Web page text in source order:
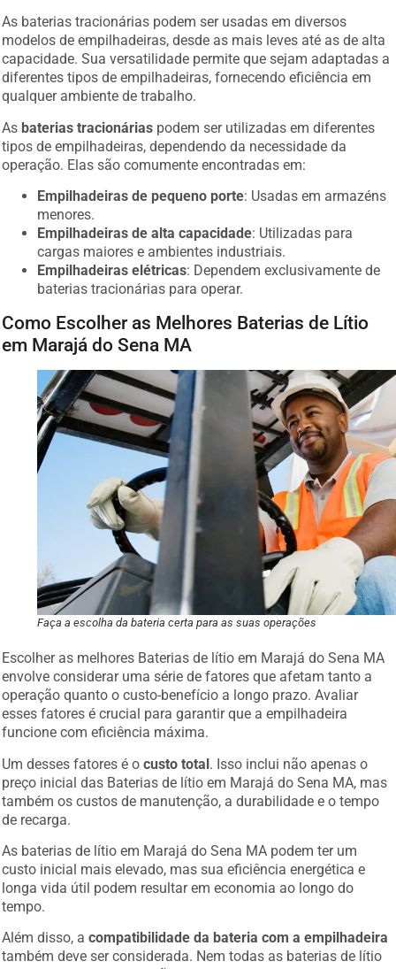
As baterias tracionárias podem ser usadas em diversos
modelos de empilhadeiras, desde as mais leves até as de alta
capacidade. Sua versatilidade permite que sejam adaptadas a
diferentes tipos de empilhadeiras, fornecendo eficiência em
qualquer ambiente de trabalho.
As baterias tracionárias podem ser utilizadas em diferentes
tipos de empilhadeiras, dependendo da necessidade da
operação. Elas são comumente encontradas em:
Empilhadeiras de pequeno porte: Usadas em armazéns
menores.
Empilhadeiras de alta capacidade: Utilizadas para
cargas maiores e ambientes industriais.
Empilhadeiras elétricas: Dependem exclusivamente de
baterias tracionárias para operar.
Como Escolher as Melhores Baterias de Lítio
em Marajá do Sena MA
Faça a escolha da bateria certa para as suas operações
Escolher as melhores Baterias de lítio em Marajá do Sena MA
envolve considerar uma série de fatores que afetam tanto a
operação quanto o custo-benefício a longo prazo. Avaliar
esses fatores é crucial para garantir que a empilhadeira
funcione com eficiência máxima.
Um desses fatores é ocusto total. Isso inclui não apenas o
preço inicial das Baterias de lítio em Marajá do Sena MA, mas
também os custos de manutenção, a durabilidade e o tempo
de recarga.
As baterias de lítio em Marajá do Sena MA podem ter um
custo inicial mais elevado, mas sua eficiência energética e
longa vida útil podem resultar em economia ao longo do
tempo.
Além disso, acompatibilidade da bateria com a empilhadeira
também deve ser considerada. Nem todas as baterias de lítio